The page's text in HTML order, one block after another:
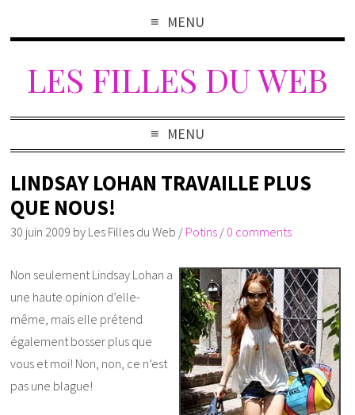
MENU
LES FILLES DU WEB
MENU
LINDSAY LOHAN TRAVAILLE PLUS
QUE NOUS!
30 juin 2009 by Les Filles du Web / Potins / 0 comments
Non seulement Lindsay Lohan a
une haute opinion d’elle-
même, mais elle prétend
également bosser plus que
vous et moi! Non, non, ce n’est
pas une blague!